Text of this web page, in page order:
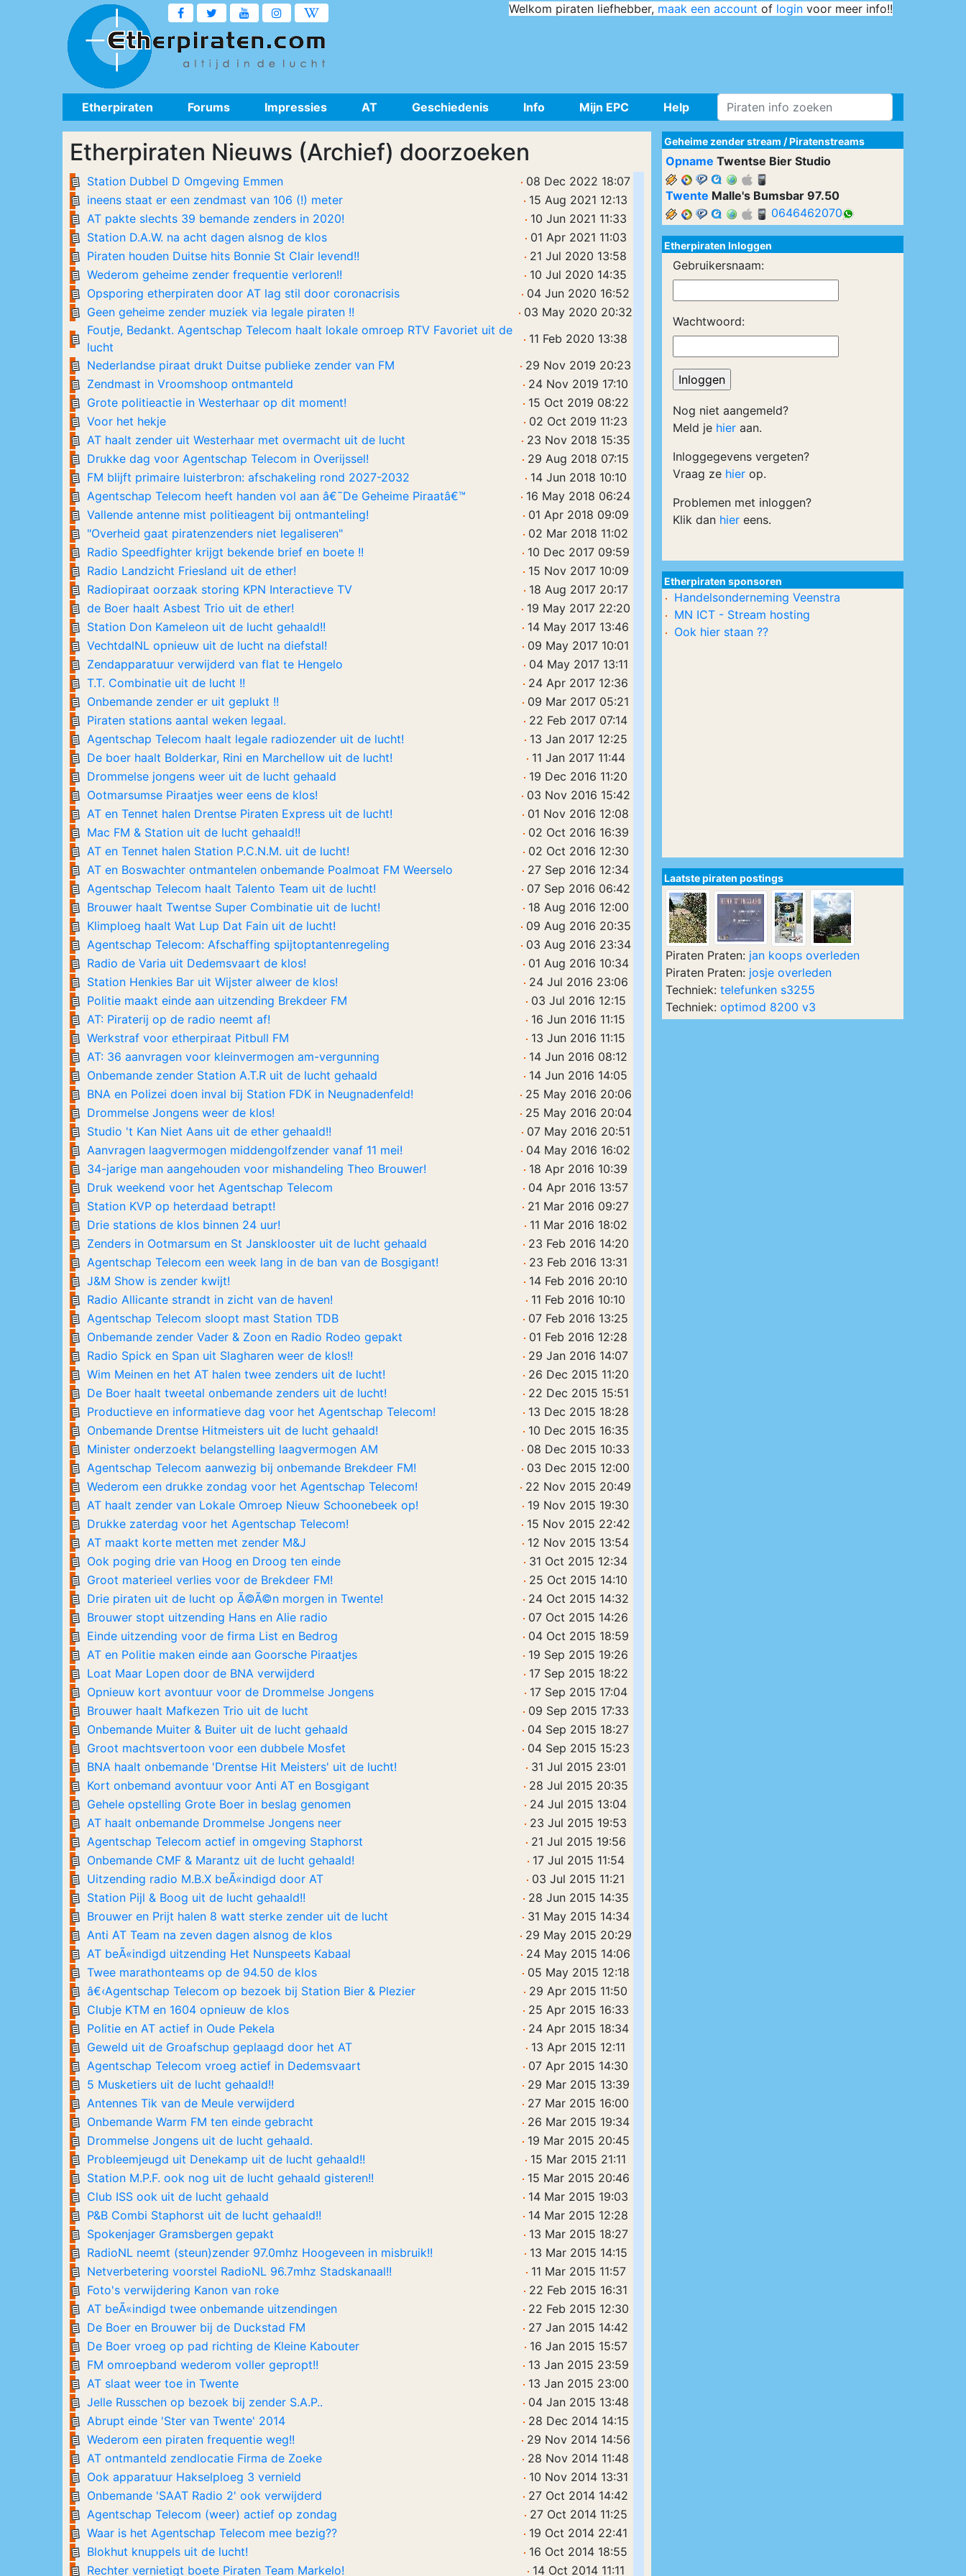
Welkom piraten liefhebber, maak een account of login voor meer info!!
Etherpiraten Forums Impressies AT Geschiedenis Info Mijn EPC Help
Etherpiraten Nieuws (Archief) doorzoeken
Station Dubbel D Omgeving Emmen
08 Dec 2022 18:07
ineens staat er een zendmast van 106 (!) meter
15 Aug 2021 12:13
AT pakte slechts 39 bemande zenders in 2020!
10 Jun 2021 11:33
Station D.A.W. na acht dagen alsnog de klos
01 Apr 2021 11:03
Piraten houden Duitse hits Bonnie St Clair levend!!
21 Jul 2020 13:58
Wederom geheime zender frequentie verloren!!
10 Jul 2020 14:35
Opsporing etherpiraten door AT lag stil door coronacrisis
04 Jun 2020 16:52
Geen geheime zender muziek via legale piraten !!
03 May 2020 20:32
Foutje, Bedankt. Agentschap Telecom haalt lokale omroep RTV Favoriet uit de
lucht
11 Feb 2020 13:38
Nederlandse piraat drukt Duitse publieke zender van FM
29 Nov 2019 20:23
Zendmast in Vroomshoop ontmanteld
24 Nov 2019 17:10
Grote politieactie in Westerhaar op dit moment!
15 Oct 2019 08:22
Voor het hekje
02 Oct 2019 11:23
AT haalt zender uit Westerhaar met overmacht uit de lucht
23 Nov 2018 15:35
Drukke dag voor Agentschap Telecom in Overijssel!
29 Aug 2018 07:15
FM blijft primaire luisterbron: afschakeling rond 2027-2032
14 Jun 2018 10:10
Agentschap Telecom heeft handen vol aan â€˜De Geheime Piraatâ€™
16 May 2018 06:24
Vallende antenne mist politieagent bij ontmanteling!
01 Apr 2018 09:09
"Overheid gaat piratenzenders niet legaliseren"
02 Mar 2018 11:02
Radio Speedfighter krijgt bekende brief en boete !!
10 Dec 2017 09:59
Radio Landzicht Friesland uit de ether!
15 Nov 2017 10:09
Radiopiraat oorzaak storing KPN Interactieve TV
18 Aug 2017 20:17
de Boer haalt Asbest Trio uit de ether!
19 May 2017 22:20
Station Don Kameleon uit de lucht gehaald!!
14 May 2017 13:46
VechtdalNL opnieuw uit de lucht na diefstal!
09 May 2017 10:01
Zendapparatuur verwijderd van flat te Hengelo
04 May 2017 13:11
T.T. Combinatie uit de lucht !!
24 Apr 2017 12:36
Onbemande zender er uit geplukt !!
09 Mar 2017 05:21
Piraten stations aantal weken legaal.
22 Feb 2017 07:14
Agentschap Telecom haalt legale radiozender uit de lucht!
13 Jan 2017 12:25
De boer haalt Bolderkar, Rini en Marchellow uit de lucht!
11 Jan 2017 11:44
Drommelse jongens weer uit de lucht gehaald
19 Dec 2016 11:20
Ootmarsumse Piraatjes weer eens de klos!
03 Nov 2016 15:42
AT en Tennet halen Drentse Piraten Express uit de lucht!
01 Nov 2016 12:08
Mac FM & Station uit de lucht gehaald!!
02 Oct 2016 16:39
AT en Tennet halen Station P.C.N.M. uit de lucht!
02 Oct 2016 12:30
AT en Boswachter ontmantelen onbemande Poalmoat FM Weerselo
27 Sep 2016 12:34
Agentschap Telecom haalt Talento Team uit de lucht!
07 Sep 2016 06:42
Brouwer haalt Twentse Super Combinatie uit de lucht!
18 Aug 2016 12:00
Klimploeg haalt Wat Lup Dat Fain uit de lucht!
09 Aug 2016 20:35
Agentschap Telecom: Afschaffing spijtoptantenregeling
03 Aug 2016 23:34
Radio de Varia uit Dedemsvaart de klos!
01 Aug 2016 10:34
Station Henkies Bar uit Wijster alweer de klos!
24 Jul 2016 23:06
Politie maakt einde aan uitzending Brekdeer FM
03 Jul 2016 12:15
AT: Piraterij op de radio neemt af!
16 Jun 2016 11:15
Werkstraf voor etherpiraat Pitbull FM
13 Jun 2016 11:15
AT: 36 aanvragen voor kleinvermogen am-vergunning
14 Jun 2016 08:12
Onbemande zender Station A.T.R uit de lucht gehaald
14 Jun 2016 14:05
BNA en Polizei doen inval bij Station FDK in Neugnadenfeld!
25 May 2016 20:06
Drommelse Jongens weer de klos!
25 May 2016 20:04
Studio 't Kan Niet Aans uit de ether gehaald!!
07 May 2016 20:51
Aanvragen laagvermogen middengolfzender vanaf 11 mei!
04 May 2016 16:02
34-jarige man aangehouden voor mishandeling Theo Brouwer!
18 Apr 2016 10:39
Druk weekend voor het Agentschap Telecom
04 Apr 2016 13:57
Station KVP op heterdaad betrapt!
21 Mar 2016 09:27
Drie stations de klos binnen 24 uur!
11 Mar 2016 18:02
Zenders in Ootmarsum en St Jansklooster uit de lucht gehaald
23 Feb 2016 14:20
Agentschap Telecom een week lang in de ban van de Bosgigant!
23 Feb 2016 13:31
J&M Show is zender kwijt!
14 Feb 2016 20:10
Radio Allicante strandt in zicht van de haven!
11 Feb 2016 10:10
Agentschap Telecom sloopt mast Station TDB
07 Feb 2016 13:25
Onbemande zender Vader & Zoon en Radio Rodeo gepakt
01 Feb 2016 12:28
Radio Spick en Span uit Slagharen weer de klos!!
29 Jan 2016 14:07
Wim Meinen en het AT halen twee zenders uit de lucht!
26 Dec 2015 11:20
De Boer haalt tweetal onbemande zenders uit de lucht!
22 Dec 2015 15:51
Productieve en informatieve dag voor het Agentschap Telecom!
13 Dec 2015 18:28
Onbemande Drentse Hitmeisters uit de lucht gehaald!
10 Dec 2015 16:35
Minister onderzoekt belangstelling laagvermogen AM
08 Dec 2015 10:33
Agentschap Telecom aanwezig bij onbemande Brekdeer FM!
03 Dec 2015 12:00
Wederom een drukke zondag voor het Agentschap Telecom!
22 Nov 2015 20:49
AT haalt zender van Lokale Omroep Nieuw Schoonebeek op!
19 Nov 2015 19:30
Drukke zaterdag voor het Agentschap Telecom!
15 Nov 2015 22:42
AT maakt korte metten met zender M&J
12 Nov 2015 13:54
Ook poging drie van Hoog en Droog ten einde
31 Oct 2015 12:34
Groot materieel verlies voor de Brekdeer FM!
25 Oct 2015 14:10
Drie piraten uit de lucht op Ã©Ã©n morgen in Twente!
24 Oct 2015 14:32
Brouwer stopt uitzending Hans en Alie radio
07 Oct 2015 14:26
Einde uitzending voor de firma List en Bedrog
04 Oct 2015 18:59
AT en Politie maken einde aan Goorsche Piraatjes
19 Sep 2015 19:26
Loat Maar Lopen door de BNA verwijderd
17 Sep 2015 18:22
Opnieuw kort avontuur voor de Drommelse Jongens
17 Sep 2015 17:04
Brouwer haalt Mafkezen Trio uit de lucht
09 Sep 2015 17:33
Onbemande Muiter & Buiter uit de lucht gehaald
04 Sep 2015 18:27
Groot machtsvertoon voor een dubbele Mosfet
04 Sep 2015 15:23
BNA haalt onbemande 'Drentse Hit Meisters' uit de lucht!
31 Jul 2015 23:01
Kort onbemand avontuur voor Anti AT en Bosgigant
28 Jul 2015 20:35
Gehele opstelling Grote Boer in beslag genomen
24 Jul 2015 13:04
AT haalt onbemande Drommelse Jongens neer
23 Jul 2015 19:53
Agentschap Telecom actief in omgeving Staphorst
21 Jul 2015 19:56
Onbemande CMF & Marantz uit de lucht gehaald!
17 Jul 2015 11:54
Uitzending radio M.B.X beÃ«indigd door AT
03 Jul 2015 11:21
Station Pijl & Boog uit de lucht gehaald!!
28 Jun 2015 14:35
Brouwer en Prijt halen 8 watt sterke zender uit de lucht
31 May 2015 14:34
Anti AT Team na zeven dagen alsnog de klos
29 May 2015 20:29
AT beÃ«indigd uitzending Het Nunspeets Kabaal
24 May 2015 14:06
Twee marathonteams op de 94.50 de klos
05 May 2015 12:18
â€‹Agentschap Telecom op bezoek bij Station Bier & Plezier
29 Apr 2015 11:50
Clubje KTM en 1604 opnieuw de klos
25 Apr 2015 16:33
Politie en AT actief in Oude Pekela
24 Apr 2015 18:34
Geweld uit de Groafschup geplaagd door het AT
13 Apr 2015 12:11
Agentschap Telecom vroeg actief in Dedemsvaart
07 Apr 2015 14:30
5 Musketiers uit de lucht gehaald!!
29 Mar 2015 13:39
Antennes Tik van de Meule verwijderd
27 Mar 2015 16:00
Onbemande Warm FM ten einde gebracht
26 Mar 2015 19:34
Drommelse Jongens uit de lucht gehaald.
19 Mar 2015 20:45
Probleemjeugd uit Denekamp uit de lucht gehaald!!
15 Mar 2015 21:11
Station M.P.F. ook nog uit de lucht gehaald gisteren!!
15 Mar 2015 20:46
Club ISS ook uit de lucht gehaald
14 Mar 2015 19:03
P&B Combi Staphorst uit de lucht gehaald!!
14 Mar 2015 12:28
Spokenjager Gramsbergen gepakt
13 Mar 2015 18:27
RadioNL neemt (steun)zender 97.0mhz Hoogeveen in misbruik!!
13 Mar 2015 14:15
Netverbetering voorstel RadioNL 96.7mhz Stadskanaal!!
11 Mar 2015 11:57
Foto's verwijdering Kanon van roke
22 Feb 2015 16:31
AT beÃ«indigd twee onbemande uitzendingen
22 Feb 2015 12:30
De Boer en Brouwer bij de Duckstad FM
27 Jan 2015 14:42
De Boer vroeg op pad richting de Kleine Kabouter
16 Jan 2015 15:57
FM omroepband wederom voller gepropt!!
13 Jan 2015 23:59
AT slaat weer toe in Twente
13 Jan 2015 23:00
Jelle Russchen op bezoek bij zender S.A.P..
04 Jan 2015 13:48
Abrupt einde 'Ster van Twente' 2014
28 Dec 2014 14:15
Wederom een piraten frequentie weg!!
29 Nov 2014 14:56
AT ontmanteld zendlocatie Firma de Zoeke
28 Nov 2014 11:48
Ook apparatuur Hakselploeg 3 vernield
10 Nov 2014 13:31
Onbemande 'SAAT Radio 2' ook verwijderd
27 Oct 2014 14:42
Agentschap Telecom (weer) actief op zondag
27 Oct 2014 11:25
Waar is het Agentschap Telecom mee bezig??
19 Oct 2014 22:41
Blokhut knuppels uit de lucht!
16 Oct 2014 18:55
Rechter vernietigt boete Piraten Team Markelo!
14 Oct 2014 11:11
Geheime zender stream /Piratenstreams
Opname Twentse Bier Studio
Twente Malle's Bumsbar 97.50
0646462070
Etherpiraten Inloggen
Gebruikersnaam:
Wachtwoord:
Nog niet aangemeld?
Meld je hier aan.
Inloggegevens vergeten?
Vraag ze hier op.
Problemen met inloggen?
Klik dan hier eens.
Etherpiraten sponsoren
Handelsonderneming Veenstra
MN ICT - Stream hosting
Ook hier staan ??
Laatste piraten postings
Piraten Praten: jan koops overleden
Piraten Praten: josje overleden
Techniek: telefunken s3255
Techniek: optimod 8200 v3